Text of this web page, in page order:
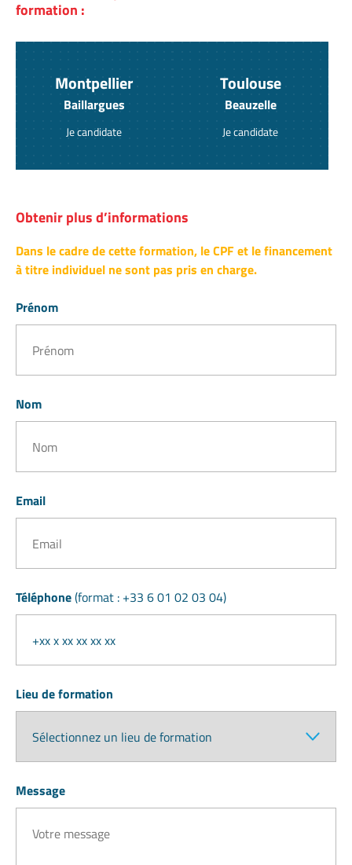
formation :
Montpellier
Baillargues
Je candidate
Toulouse
Beauzelle
Je candidate
Obtenir plus d’informations
Dans le cadre de cette formation, le CPF et le financement
à titre individuel ne sont pas pris en charge.
Prénom
Nom
Email
Téléphone(format : +33 6 01 02 03 04)
Lieu de formation
Message